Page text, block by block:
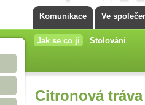
Komunikace Ve
Jak se co jí Stolování
Citronová